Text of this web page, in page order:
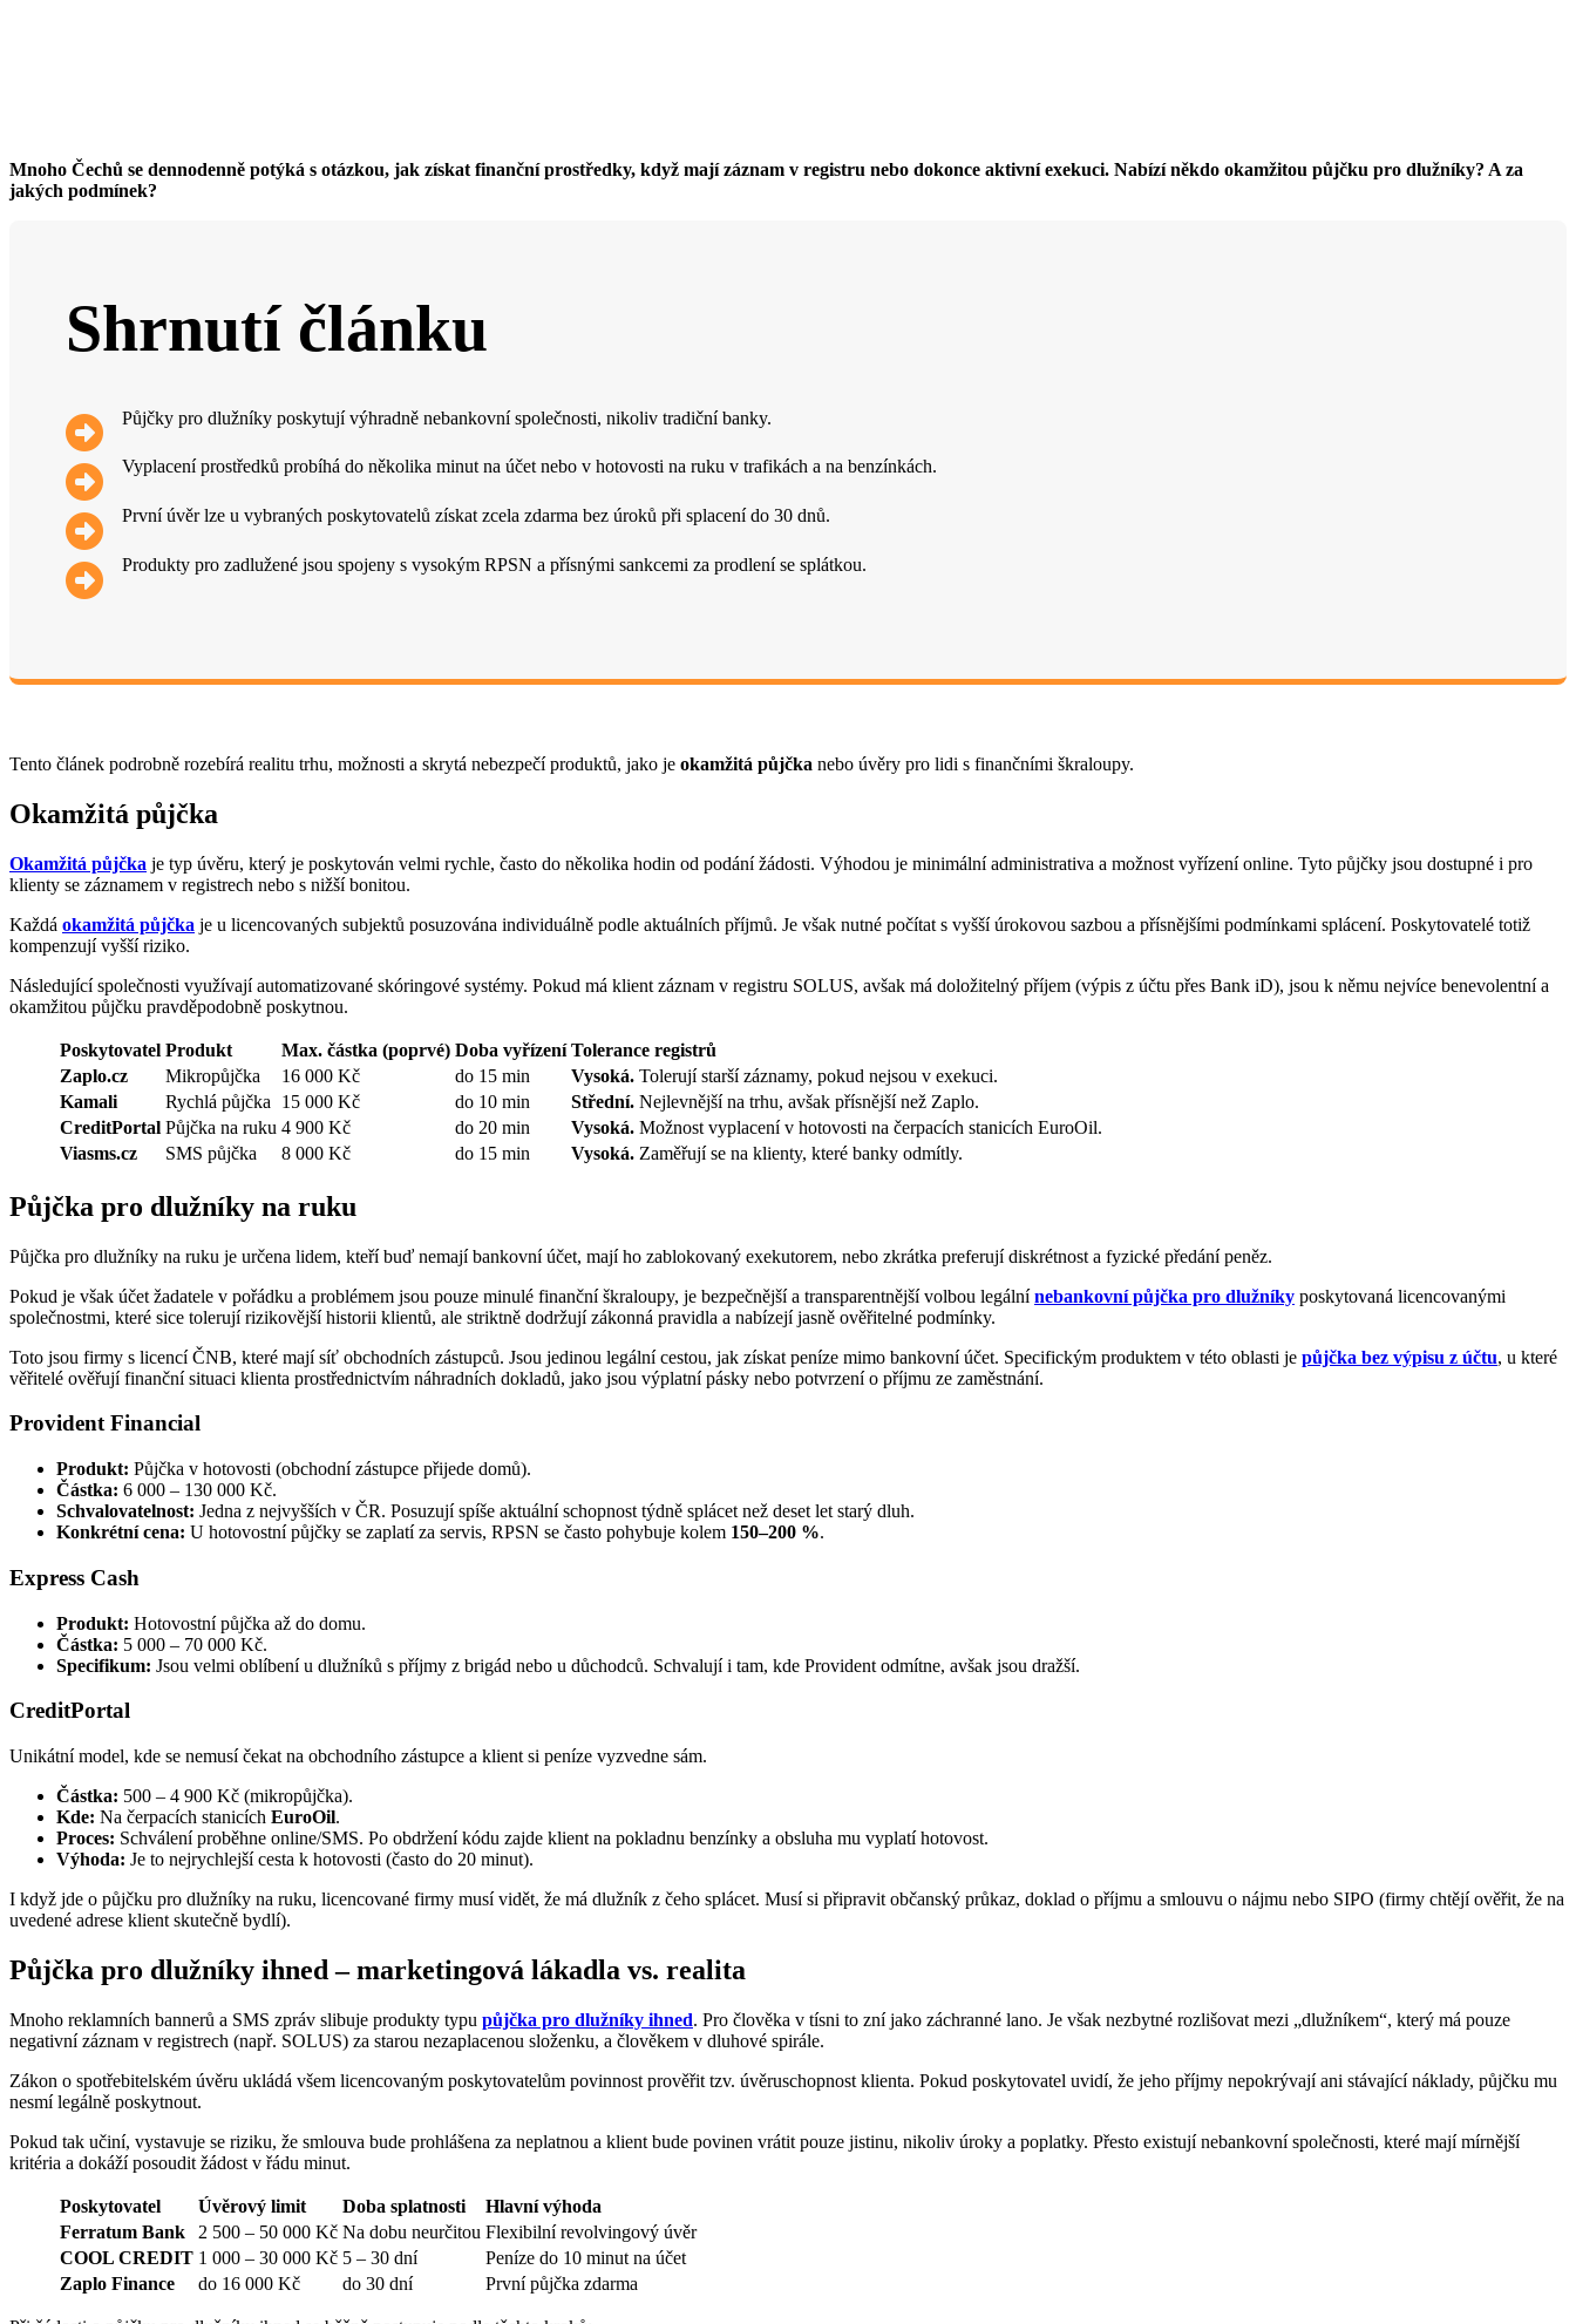
Mnoho Čechů se dennodenně potýká s otázkou, jak získat finanční prostředky, když mají záznam v registru nebo dokonce aktivní exekuci. Nabízí někdo okamžitou půjčku pro dlužníky? A za
jakých podmínek?
Shrnutí článku
Půjčky pro dlužníky poskytují výhradně nebankovní společnosti, nikoliv tradiční banky.
Vyplacení prostředků probíhá do několika minut na účet nebo v hotovosti na ruku v trafikách a na benzínkách.
První úvěr lze u vybraných poskytovatelů získat zcela zdarma bez úroků při splacení do 30 dnů.
Produkty pro zadlužené jsou spojeny s vysokým RPSN a přísnými sankcemi za prodlení se splátkou.
Tento článek podrobně rozebírá realitu trhu, možnosti a skrytá nebezpečí produktů, jako je okamžitá půjčka nebo úvěry pro lidi s finančními škraloupy.
Okamžitá půjčka
Okamžitá půjčka je typ úvěru, který je poskytován velmi rychle, často do několika hodin od podání žádosti. Výhodou je minimální administrativa a možnost vyřízení online. Tyto půjčky jsou dostupné i pro
klienty se záznamem v registrech nebo s nižší bonitou.
Každá okamžitá půjčka je u licencovaných subjektů posuzována individuálně podle aktuálních příjmů. Je však nutné počítat s vyšší úrokovou sazbou a přísnějšími podmínkami splácení. Poskytovatelé totiž
kompenzují vyšší riziko.
Následující společnosti využívají automatizované skóringové systémy. Pokud má klient záznam v registru SOLUS, avšak má doložitelný příjem (výpis z účtu přes Bank iD), jsou k němu nejvíce benevolentní a
okamžitou půjčku pravděpodobně poskytnou.
Poskytovatel Produkt Max. částka (poprvé) Doba vyřízení Tolerance registrů
Zaplo.cz
Mikropůjčka 16 000 Kč do 15 min Vysoká. Tolerují starší záznamy, pokud nejsou v exekuci.
Kamali
Rychlá půjčka 15 000 Kč do 10 min Střední. Nejlevnější na trhu, avšak přísnější než Zaplo.
CreditPortal Půjčka na ruku 4 900 Kč do 20 min Vysoká. Možnost vyplacení v hotovosti na čerpacích stanicích EuroOil.
Viasms.cz
SMS půjčka 8 000 Kč do 15 min Vysoká. Zaměřují se na klienty, které banky odmítly.
Půjčka pro dlužníky na ruku
Půjčka pro dlužníky na ruku je určena lidem, kteří buď nemají bankovní účet, mají ho zablokovaný exekutorem, nebo zkrátka preferují diskrétnost a fyzické předání peněz.
Pokud je však účet žadatele v pořádku a problémem jsou pouze minulé finanční škraloupy, je bezpečnější a transparentnější volbou legálnínebankovní půjčka pro dlužníky poskytovaná licencovanými
společnostmi, které sice tolerují rizikovější historii klientů, ale striktně dodržují zákonná pravidla a nabízejí jasně ověřitelné podmínky.
Toto jsou firmy s licencí ČNB, které mají síť obchodních zástupců. Jsou jedinou legální cestou, jak získat peníze mimo bankovní účet. Specifickým produktem v této oblasti je půjčka bez výpisu z účtu, u které
věřitelé ověřují finanční situaci klienta prostřednictvím náhradních dokladů, jako jsou výplatní pásky nebo potvrzení o příjmu ze zaměstnání.
Provident Financial
Produkt: Půjčka v hotovosti (obchodní zástupce přijede domů).
Částka: 6 000 – 130 000 Kč.
Schvalovatelnost: Jedna z nejvyšších v ČR. Posuzují spíše aktuální schopnost týdně splácet než deset let starý dluh.
Konkrétní cena: U hotovostní půjčky se zaplatí za servis, RPSN se často pohybuje kolem 150–200 %.
Express Cash
Produkt: Hotovostní půjčka až do domu.
Částka: 5 000 – 70 000 Kč.
Specifikum: Jsou velmi oblíbení u dlužníků s příjmy z brigád nebo u důchodců. Schvalují i tam, kde Provident odmítne, avšak jsou dražší.
CreditPortal
Unikátní model, kde se nemusí čekat na obchodního zástupce a klient si peníze vyzvedne sám.
Částka: 500 – 4 900 Kč (mikropůjčka).
Kde: Na čerpacích stanicích EuroOil.
Proces: Schválení proběhne online/SMS. Po obdržení kódu zajde klient na pokladnu benzínky a obsluha mu vyplatí hotovost.
Výhoda: Je to nejrychlejší cesta k hotovosti (často do 20 minut).
I když jde o půjčku pro dlužníky na ruku, licencované firmy musí vidět, že má dlužník z čeho splácet. Musí si připravit občanský průkaz, doklad o příjmu a smlouvu o nájmu nebo SIPO (firmy chtějí ověřit, že na
uvedené adrese klient skutečně bydlí).
Půjčka pro dlužníky ihned – marketingová lákadla vs. realita
Mnoho reklamních bannerů a SMS zpráv slibuje produkty typu půjčka pro dlužníky ihned. Pro člověka v tísni to zní jako záchranné lano. Je však nezbytné rozlišovat mezi „dlužníkem“, který má pouze
negativní záznam v registrech (např. SOLUS) za starou nezaplacenou složenku, a člověkem v dluhové spirále.
Zákon o spotřebitelském úvěru ukládá všem licencovaným poskytovatelům povinnost prověřit tzv. úvěruschopnost klienta. Pokud poskytovatel uvidí, že jeho příjmy nepokrývají ani stávající náklady, půjčku mu
nesmí legálně poskytnout.
Pokud tak učiní, vystavuje se riziku, že smlouva bude prohlášena za neplatnou a klient bude povinen vrátit pouze jistinu, nikoliv úroky a poplatky. Přesto existují nebankovní společnosti, které mají mírnější
kritéria a dokáží posoudit žádost v řádu minut.
Poskytovatel Úvěrový limit Doba splatnosti
Hlavní výhoda
Ferratum Bank
2 500 – 50 000 Kč Na dobu neurčitou Flexibilní revolvingový úvěr
COOL CREDIT 1 000 – 30 000 Kč 5 – 30 dní
Peníze do 10 minut na účet
Zaplo Finance
do 16 000 Kč do 30 dní První půjčka zdarma